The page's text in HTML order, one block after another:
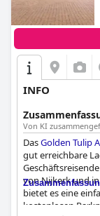
INFO
Von KI
DasGolden Tulip
gut erreichbare
von Nijkerk und
bietet es eine
kostenlosen